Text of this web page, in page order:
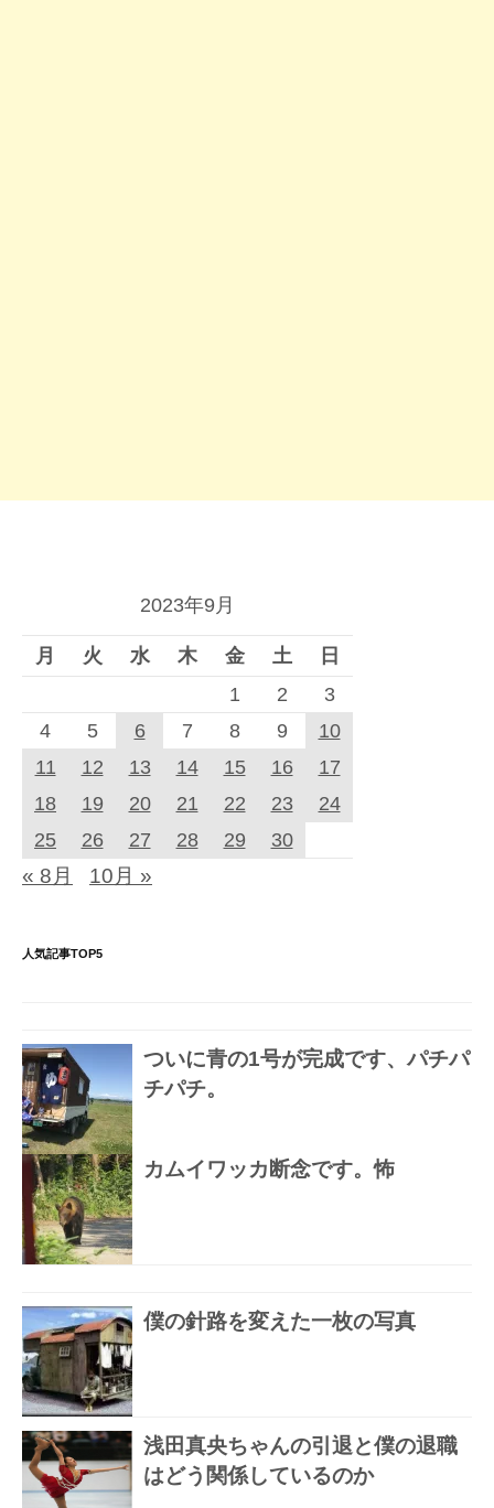
2023年9月
月 火 水 木 金 土
日
1
2
3
4
5 6 7 8 9
10
11
12 13 14 15 16
17
18
19 20 21 22 23
24
25
26 27 28 29 30
« 8月 10月 »
人気記事TOP5
ついに青の1号が完成です、パチパ
チパチ。
カムイワッカ断念です。怖
僕の針路を変えた一枚の写真
浅田真央ちゃんの引退と僕の退職
はどう関係しているのか